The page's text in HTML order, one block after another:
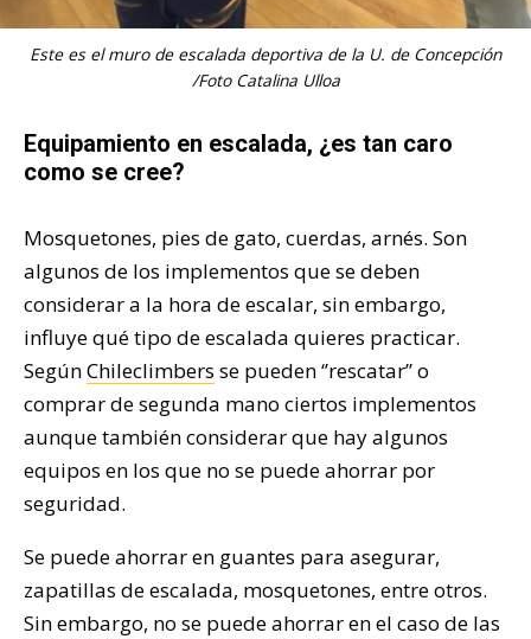
Este es el muro de escalada deportiva de la U. de Concepción
/Foto Catalina Ulloa
Equipamiento en escalada, ¿es tan caro
como se cree?
Mosquetones, pies de gato, cuerdas, arnés. Son
algunos de los implementos que se deben
considerar a la hora de escalar, sin embargo,
influye qué tipo de escalada quieres practicar.
SegúnChileclimbers se pueden ‘’rescatar’’ o
comprar de segunda mano ciertos implementos
aunque también considerar que hay algunos
equipos en los que no se puede ahorrar por
seguridad.
Se puede ahorrar en guantes para asegurar,
zapatillas de escalada, mosquetones, entre otros.
Sin embargo, no se puede ahorrar en el caso de las